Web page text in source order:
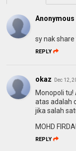
Anonymous
sy nak share
REPLY
okaz Dec 12,
Monopoli tu!
atas adalah
jika salah
MOHD
REPLY